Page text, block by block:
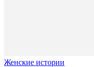
Женские истории